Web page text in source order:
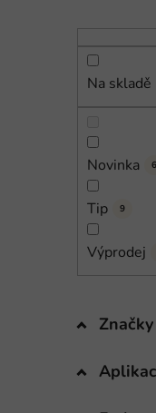
Na skladě
Novinka 6
Tip 9
Výprodej
Značky